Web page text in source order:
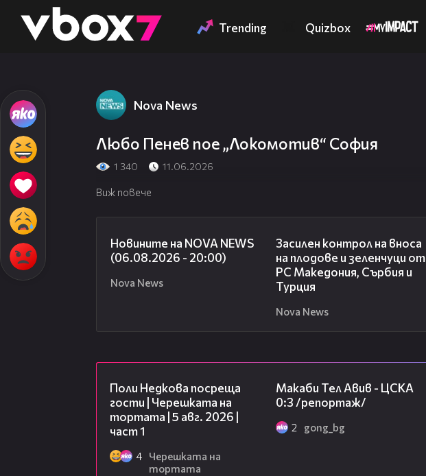
👾 Trending Quizbox
Nova News
Любо Пенев пое „Локомотив“ София
1 340 11.06.2026
Виж повече
Новините на NOVA NEWS
(06.08.2026 - 20:00)
Nova News
Засилен контрол на вноса
на плодове и зеленчуци от
РС Македония, Сърбия и
Турция
Nova News
Поли Недкова посреща
гости | Черешката на
тортата | 5 авг. 2026 |
част 1
4
Черешката на
тортата
Макаби Тел Авив - ЦСКА
0:3 /репортаж/
2 gong_bg